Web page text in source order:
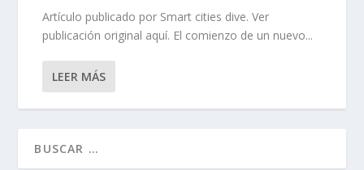
Artículo publicado por Smart cities dive. Ver
publicación original aquí. El comienzo de un nuevo...
LEER MÁS